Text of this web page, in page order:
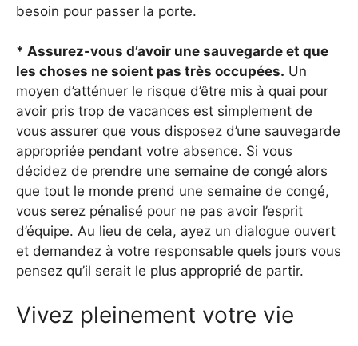
besoin pour passer la porte.
* Assurez-vous d’avoir une sauvegarde et que
les choses ne soient pas très occupées. Un
moyen d’atténuer le risque d’être mis à quai pour
avoir pris trop de vacances est simplement de
vous assurer que vous disposez d’une sauvegarde
appropriée pendant votre absence. Si vous
décidez de prendre une semaine de congé alors
que tout le monde prend une semaine de congé,
vous serez pénalisé pour ne pas avoir l’esprit
d’équipe. Au lieu de cela, ayez un dialogue ouvert
et demandez à votre responsable quels jours vous
pensez qu’il serait le plus approprié de partir.
Vivez pleinement votre vie